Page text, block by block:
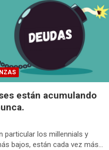
están acumulando
particular los millennials y
bajos, están cada vez más…